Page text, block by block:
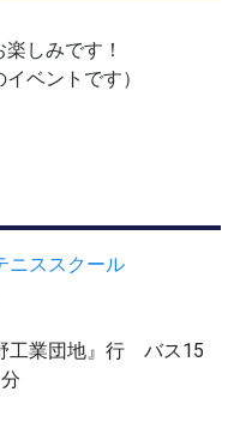
ペースで窮屈に打たな
この実感があるから、
優しく丁寧に教わりた
さい。
上達実感"をその日に持
あります。基礎練習だ
しみです！
ベントです）
ニススクール
工業団地』行 バス15